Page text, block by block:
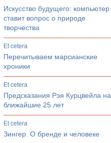
Искусство будущего: компьютер
ставит вопрос о природе
творчества
et cetera
Перечитываем марсианские
хроники
et cetera
Предсказания Рэя Курцвейла на
ближайшие 25 лет
et cetera
Зингер. О бренде и человеке